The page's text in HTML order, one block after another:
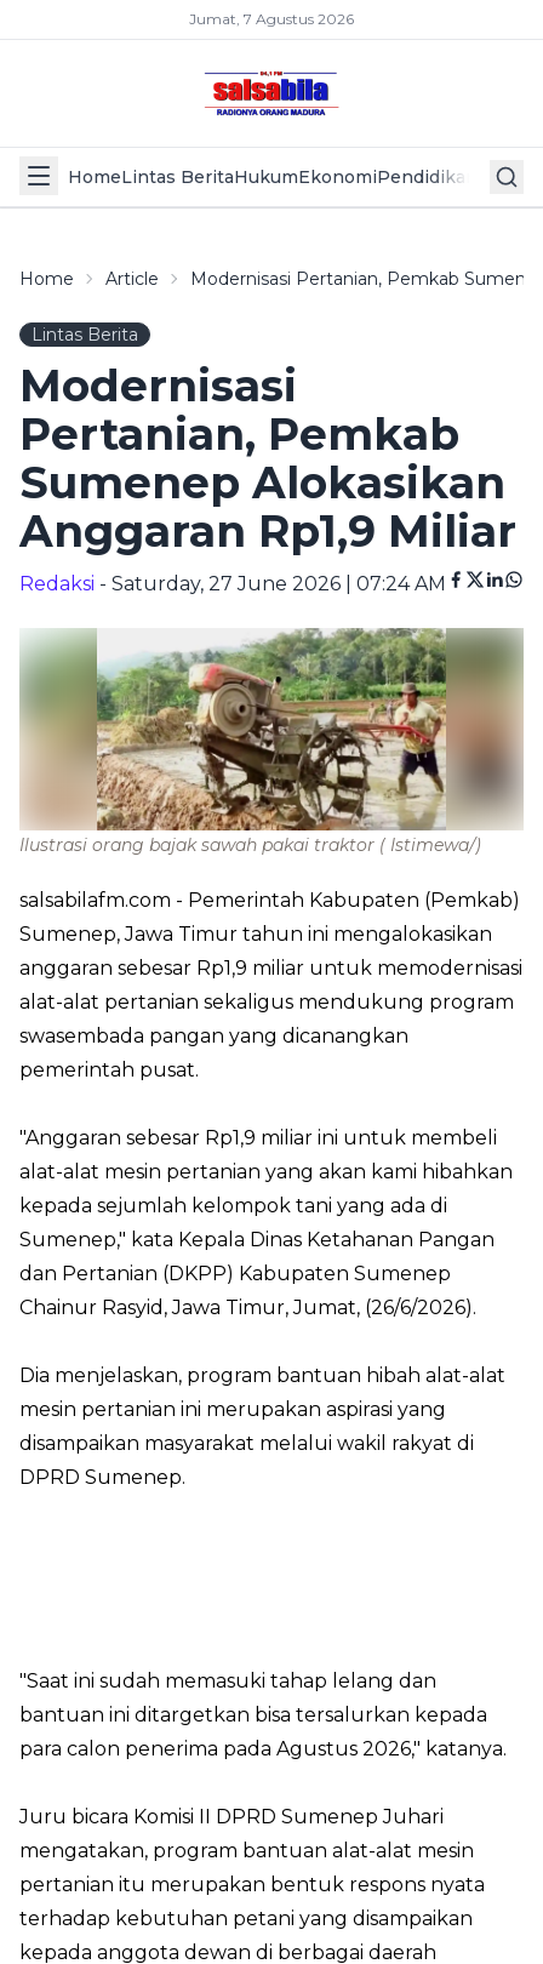
Jumat, 7 Agustus 2026
HomeLintas BeritaHukumEkonomiPendidikan Politik
Home Article Modernisasi Pertanian, Pemkab
Lintas Berita
Modernisasi
Pertanian, Pemkab
Sumenep Alokasikan
Anggaran Rp1,9 Miliar
Redaksi - Saturday, 27 June 2026 | 07:24 AM
Ilustrasi orang bajak sawah pakai traktor ( Istimewa/)
salsabilafm.com - Pemerintah Kabupaten (Pemkab)
Sumenep, Jawa Timur tahun ini mengalokasikan
anggaran sebesar Rp1,9 miliar untuk memodernisasi
alat-alat pertanian sekaligus mendukung program
swasembada pangan yang dicanangkan
pemerintah pusat.
"Anggaran sebesar Rp1,9 miliar ini untuk membeli
alat-alat mesin pertanian yang akan kami hibahkan
kepada sejumlah kelompok tani yang ada di
Sumenep," kata Kepala Dinas Ketahanan Pangan
dan Pertanian (DKPP) Kabupaten Sumenep
Chainur Rasyid, Jawa Timur, Jumat, (26/6/2026).
Dia menjelaskan, program bantuan hibah alat-alat
mesin pertanian ini merupakan aspirasi yang
disampaikan masyarakat melalui wakil rakyat di
DPRD Sumenep.
"Saat ini sudah memasuki tahap lelang dan
bantuan ini ditargetkan bisa tersalurkan kepada
para calon penerima pada Agustus 2026," katanya.
Juru bicara Komisi II DPRD Sumenep Juhari
mengatakan, program bantuan alat-alat mesin
pertanian itu merupakan bentuk respons nyata
terhadap kebutuhan petani yang disampaikan
kepada anggota dewan di berbagai daerah